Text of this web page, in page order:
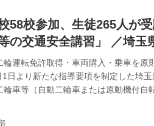
58校参加、生徒265人が
の交通安全講習」 ／埼玉
輪運転免許取得・車両購入・乗車を原
1日より新たな指導要項を制定した埼
輪車等（自動二輪車または原動機付自